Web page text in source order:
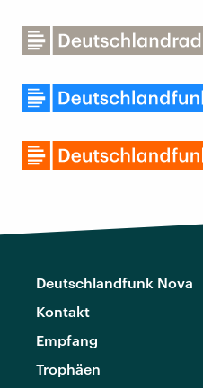
Deutschlandfunk Nova
Kontakt
Empfang
Trophäen